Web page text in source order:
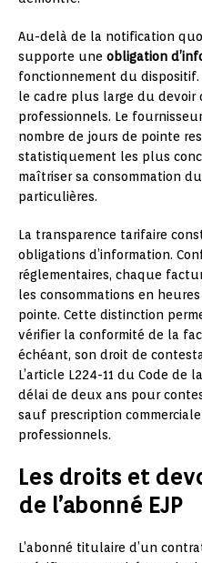
Au-delà de la notification
supporte une obligation
fonctionnement du dispositif.
le cadre plus large du
professionnels. Le
nombre de jours de pointe
statistiquement les plus
maîtriser sa consommation
particulières.
La transparence tarifaire
obligations d’information.
réglementaires, chaque
les consommations en
pointe. Cette distinction
vérifier la conformité de la
échéant, son droit de
L’article L224-11 du Code de
délai de deux ans pour
sauf prescription
professionnels.
Les droits et
de l’abonné EJP
L’abonné titulaire d’un